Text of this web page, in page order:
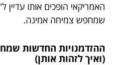
האמריקאי הופכים אותו
שמחפש צמיחה אמינה.
ההזדמנויות החדשות
(ואיך לזהות אותן)